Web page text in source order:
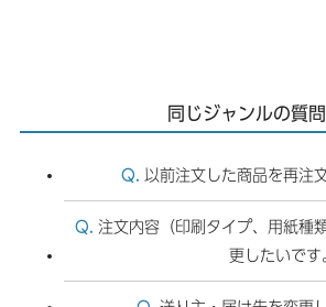
同じジャンルの質問
以前注文した商品を再注
注文内容（印刷タイプ、用紙種
更したいです